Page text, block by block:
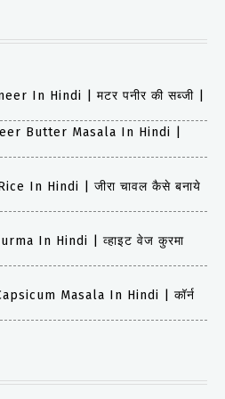
In Hindi | मटर पनीर की सब्जी |
Butter Masala In Hindi |
Rice In Hindi | जीरा चावल कैसे बनाये
In Hindi | व्हाइट वेज कुरमा
Masala In Hindi | कॉर्न